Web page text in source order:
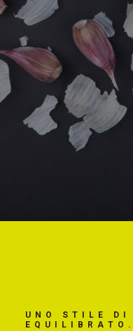
U N O ST L E D
E Q U L B R A T O .